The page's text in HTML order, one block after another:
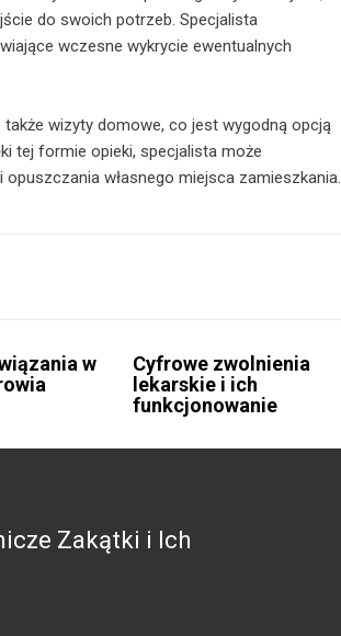
do swoich potrzeb. Specjalista
wczesne wykrycie ewentualnych
wizyty domowe, co jest wygodną opcją
tej formie opieki, specjalista może
własnego miejsca zamieszkania.
w
Cyfrowe zwolnienia
lekarskie i ich
funkcjonowanie
Zakątki i Ich